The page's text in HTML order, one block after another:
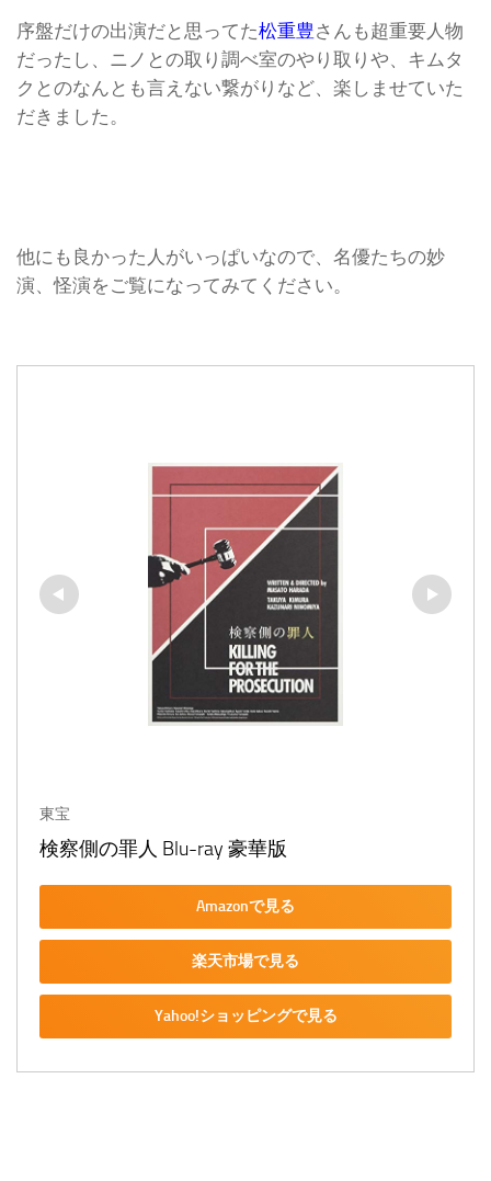
序盤だけの出演だと思ってた松重豊さんも超重要人物
だったし、ニノとの取り調べ室のやり取りや、キムタ
クとのなんとも言えない繋がりなど、楽しませていた
だきました。
他にも良かった人がいっぱいなので、名優たちの妙
演、怪演をご覧になってみてください。
東宝
検察側の罪人 Blu-ray 豪華版
Amazonで見る
楽天市場で見る
Yahoo!ショッピングで見る